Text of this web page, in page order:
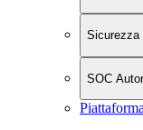
Sicurezza
SOC